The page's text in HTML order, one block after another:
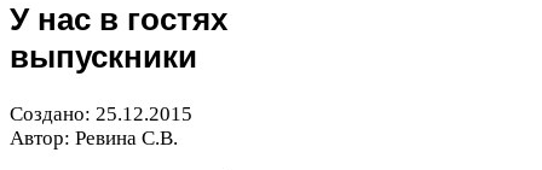
У нас в гостях
выпускники
Создано: 25.12.2015
Автор: Ревина С.В.